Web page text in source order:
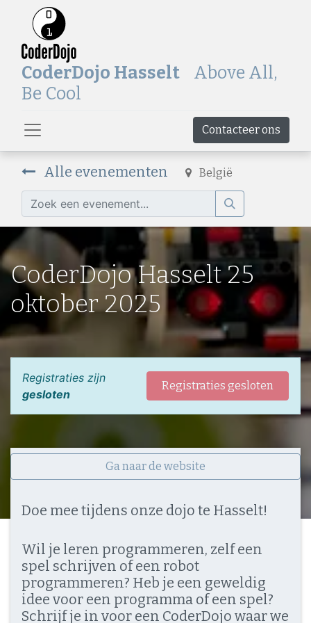
CoderDojo Hasselt Above All,
Be Cool
Contacteer ons
Alle evenementen België
CoderDojo Hasselt 25
oktober 2025
Registraties zijn
gesloten
Registraties gesloten
Ga naar de website
Doe mee tijdens onze dojo te Hasselt!
Wil je leren programmeren, zelf een
spel schrijven of een robot
programmeren? Heb je een geweldig
idee voor een programma of een spel?
Schrijf je in voor een CoderDojo waar we